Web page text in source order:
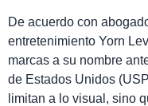
De acuerdo con
entretenimiento Yorn
marcas a su nombre
de Estados Unidos
limitan a lo visual, sino